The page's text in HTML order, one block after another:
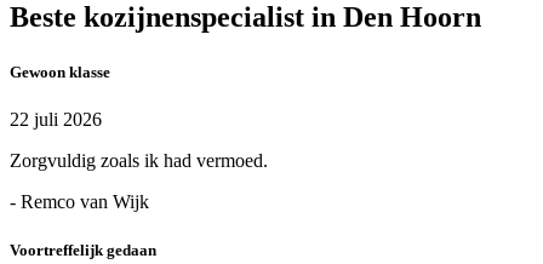
Beste kozijnenspecialist in Den Hoorn
Gewoon klasse
22 juli 2026
Zorgvuldig zoals ik had vermoed.
- Remco van Wijk
Voortreffelijk gedaan